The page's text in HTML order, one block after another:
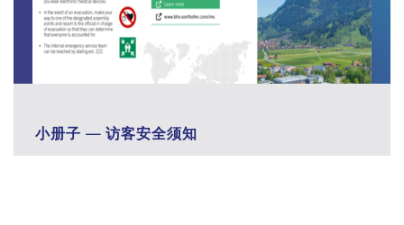
小册子 — 访客安全须知